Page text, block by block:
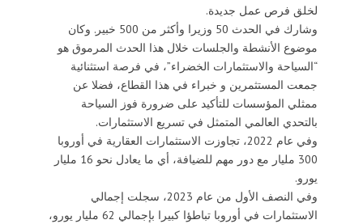
لخلق فرص عمل جديدة.
وشارك في الحدث 50 وزيرا وأكثر من 500 خبير. وكان
موضوع الأنشطة والجلسات خلال هذا الحدث المرموق هو
“السياحة والاستثمارات الخضراء”، في فرصة استثنائية
جمعت المستثمرين و خبراء في هذا القطاع، فضلا عن
ممثلي المؤسسات للتأكيد على ضرورة فوز السياحة
بالتحدي العالمي المتمثل في تسريع الاستثمارات.
وفي عام 2022، تجاوزت الاستثمارات العقارية في أوروبا
300 مليار مع دور مهم للضيافة، أي ما يعادل نحو 16 مليار
يورو.
وفي النصف الأول من عام 2023، سجلت إجمالي
الاستثمارات في أوروبا تباطؤا كبيرا بإجمالي 62 مليار يورو،